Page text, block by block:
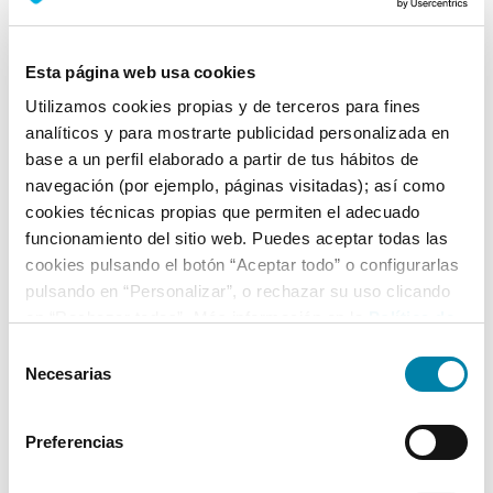
Esta página web usa cookies
Utilizamos cookies propias y de terceros para fines
analíticos y para mostrarte publicidad personalizada en
base a un perfil elaborado a partir de tus hábitos de
navegación (por ejemplo, páginas visitadas); así como
cookies técnicas propias que permiten el adecuado
funcionamiento del sitio web. Puedes aceptar todas las
cookies pulsando el botón “Aceptar todo” o configurarlas
pulsando en “Personalizar”, o rechazar su uso clicando
Necesarias
Preferencias
Equipamiento*
Ficha técnica
Exterior
Interior
Seguridad
Multimedia